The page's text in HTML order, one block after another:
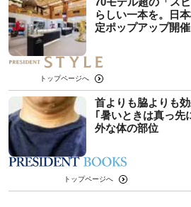
らしい一本を。日
定ポップアップ開催
トップページへ
首よりも脇よりも
｢暑いときは真っ先
外な体の部位
トップページへ